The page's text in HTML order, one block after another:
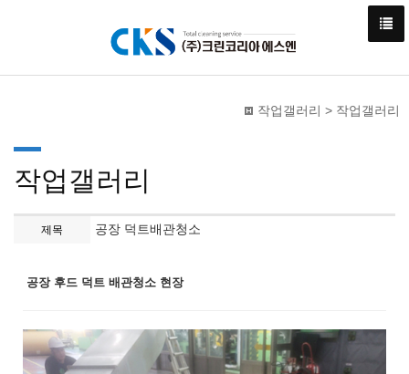
작업갤러리 > 작업갤러리
작업갤러리
제목 공장 덕트배관청소
공장 후드 덕트 배관청소 현장